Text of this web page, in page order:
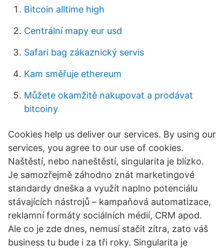
Bitcoin alltime high
Centrální mapy eur usd
Safari bag zákaznický servis
Kam směřuje ethereum
Můžete okamžitě nakupovat a prodávat
bitcoiny
Cookies help us deliver our services. By using our
services, you agree to our use of cookies.
Naštěstí, nebo naneštěstí, singularita je blízko.
Je samozřejmě záhodno znát marketingové
standardy dneška a využít naplno potenciálu
stávajících nástrojů – kampaňová automatizace,
reklamní formáty sociálních médií, CRM apod.
Ale co je zde dnes, nemusí stačit zítra, zato váš
business tu bude i za tři roky. Singularita je